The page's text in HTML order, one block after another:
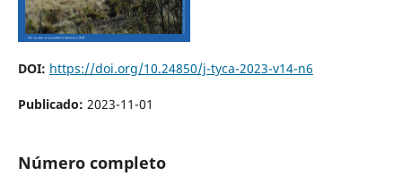
DOI: https://doi.org/10.24850/j-tyca-2023-v14-n6
Publicado: 2023-11-01
Número completo